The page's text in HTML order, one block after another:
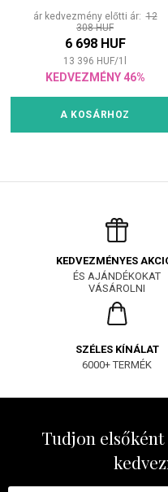
ár kedvezmény előtti ár:12
308 HUF
6 698 HUF
13 396 HUF/1
KEDVEZMÉNY 46%
A KOSÁRHOZ
KEDVEZMÉNYES
ÉS AJÁNDÉKOKAT
VÁSÁROLNI
SZÉLES KÍNÁLAT
6000+ TERMÉK
Tudjon